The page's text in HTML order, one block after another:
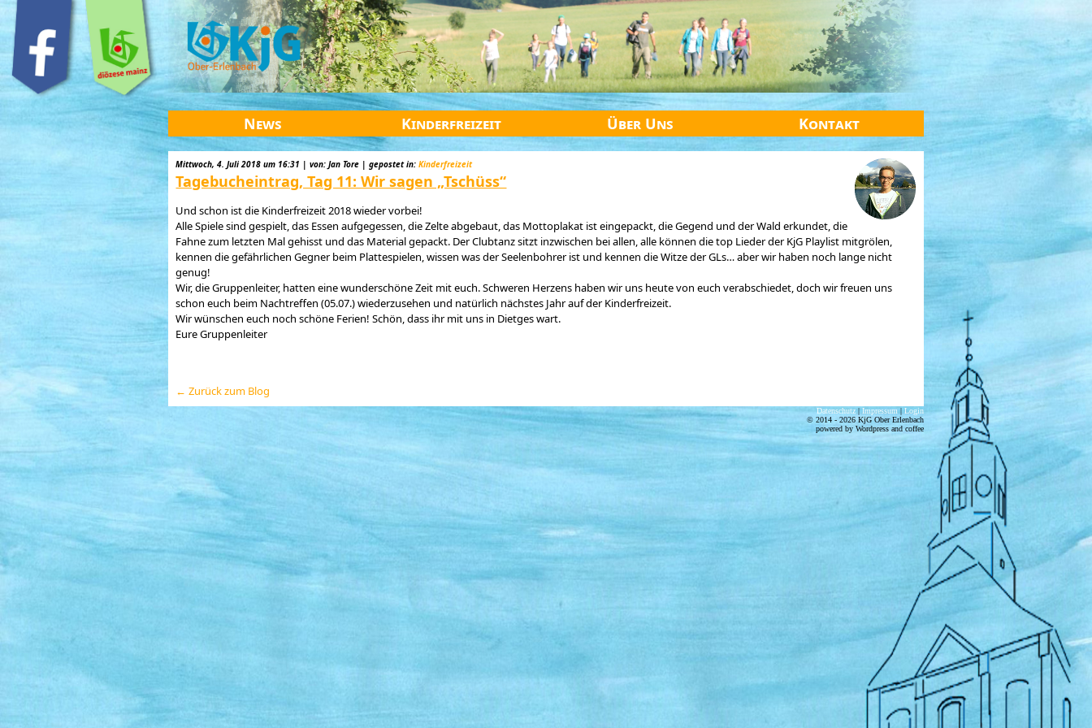
News Kinderfreizeit Über Uns Kontakt
Mittwoch, 4. Juli 2018 um 16:31 | von: Jan Tore | gepostet in:Kinderfreizeit
Tagebucheintrag, Tag 11: Wir sagen „Tschüss“
Und schon ist die Kinderfreizeit 2018 wieder vorbei!
Alle Spiele sind gespielt, das Essen aufgegessen, die Zelte abgebaut, das Mottoplakat ist eingepackt, die Gegend und der Wald erkundet, die
Fahne zum letzten Mal gehisst und das Material gepackt. Der Clubtanz sitzt inzwischen bei allen, alle können die top Lieder der KjG Playlist mitgrölen,
kennen die gefährlichen Gegner beim Plattespielen, wissen was der Seelenbohrer ist und kennen die Witze der GLs… aber wir haben noch lange nicht
genug!
Wir, die Gruppenleiter, hatten eine wunderschöne Zeit mit euch. Schweren Herzens haben wir uns heute von euch verabschiedet, doch wir freuen uns
schon euch beim Nachtreffen (05.07.) wiederzusehen und natürlich nächstes Jahr auf der Kinderfreizeit.
Wir wünschen euch noch schöne Ferien! Schön, dass ihr mit uns in Dietges wart.
Eure Gruppenleiter
← Zurück zum Blog
Datenschutz| Impressum| Login
© 2014 - 2026 KjG Ober Erlenbach
powered by Wordpress and coffee